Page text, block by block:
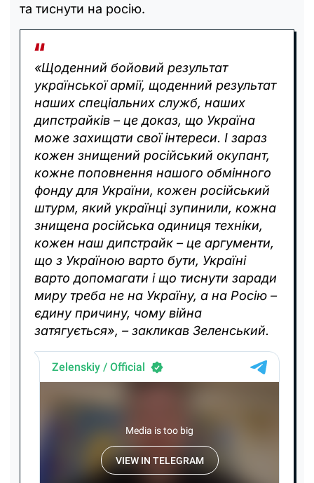
та тиснути на росію.
«Щоденний бойовий результат
української армії, щоденний результат
наших спеціальних служб, наших
дипстрайків – це доказ, що Україна
може захищати свої інтереси. І зараз
кожен знищений російський окупант,
кожне поповнення нашого обмінного
фонду для України, кожен російський
штурм, який українці зупинили, кожна
знищена російська одиниця техніки,
кожен наш дипстрайк – це аргументи,
що з Україною варто бути, Україні
варто допомагати і що тиснути заради
миру треба не на Україну, а на Росію –
єдину причину, чому війна
затягується», – закликав Зеленський.